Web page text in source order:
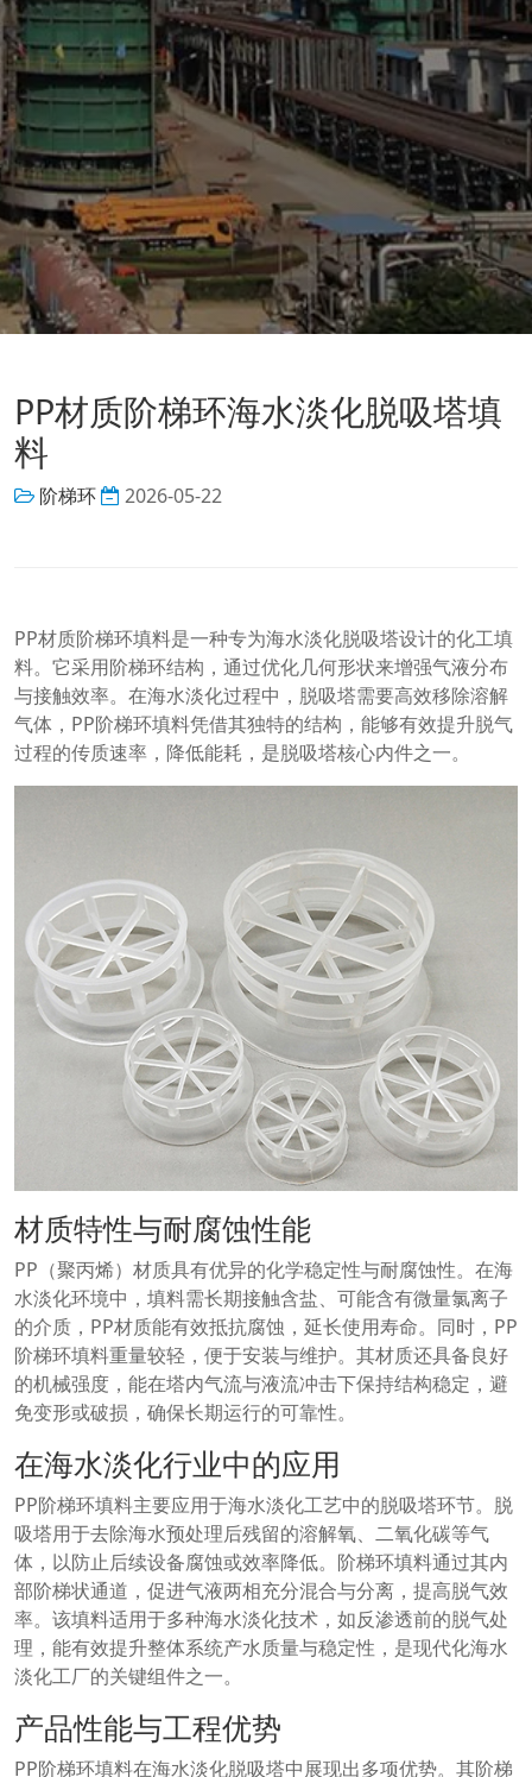
PP材质阶梯环海水淡化脱吸塔填
料
阶梯环 2026-05-22
PP材质阶梯环填料是一种专为海水淡化脱吸塔设计的化工填
料。它采用阶梯环结构，通过优化几何形状来增强气液分布
与接触效率。在海水淡化过程中，脱吸塔需要高效移除溶解
气体，PP阶梯环填料凭借其独特的结构，能够有效提升脱气
过程的传质速率，降低能耗，是脱吸塔核心内件之一。
材质特性与耐腐蚀性能
PP（聚丙烯）材质具有优异的化学稳定性与耐腐蚀性。在海
水淡化环境中，填料需长期接触含盐、可能含有微量氯离子
的介质，PP材质能有效抵抗腐蚀，延长使用寿命。同时，PP
阶梯环填料重量较轻，便于安装与维护。其材质还具备良好
的机械强度，能在塔内气流与液流冲击下保持结构稳定，避
免变形或破损，确保长期运行的可靠性。
在海水淡化行业中的应用
PP阶梯环填料主要应用于海水淡化工艺中的脱吸塔环节。脱
吸塔用于去除海水预处理后残留的溶解氧、二氧化碳等气
体，以防止后续设备腐蚀或效率降低。阶梯环填料通过其内
部阶梯状通道，促进气液两相充分混合与分离，提高脱气效
率。该填料适用于多种海水淡化技术，如反渗透前的脱气处
理，能有效提升整体系统产水质量与稳定性，是现代化海水
淡化工厂的关键组件之一。
产品性能与工程优势
PP阶梯环填料在海水淡化脱吸塔中展现出多项优势。其阶梯